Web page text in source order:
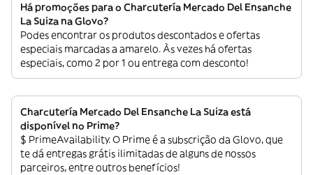
Há promoções para o Charcutería Mercado Del Ensanche
La Suiza na Glovo?
Podes encontrar os produtos descontados e ofertas
especiais marcadas a amarelo. Às vezes há ofertas
especiais, como 2 por 1 ou entrega com desconto!
Charcutería Mercado Del Ensanche La Suiza está
disponível no Prime?
$ PrimeAvailability. O Prime é a subscrição da Glovo, que
te dá entregas grátis ilimitadas de alguns de nossos
parceiros, entre outros benefícios!